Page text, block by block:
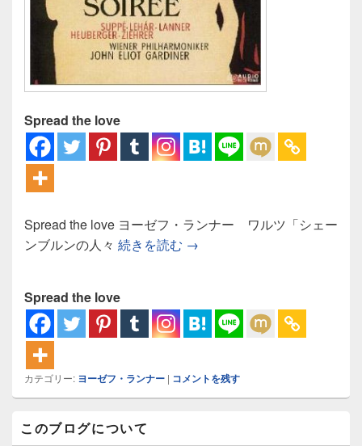
Spread the love
Spread the love ヨーゼフ・ランナー ワルツ「シェー
ンブルンの人々 続きを読む ヨーゼフ・ランナー ワルツ
→
Spread the love
カテゴリー: ヨーゼフ・ランナー | コメントを残す
このブログについて